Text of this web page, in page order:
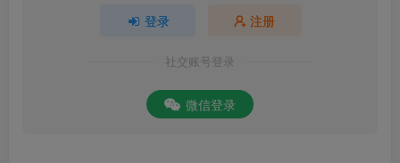
登录 注册
社交账号登录
微信登录